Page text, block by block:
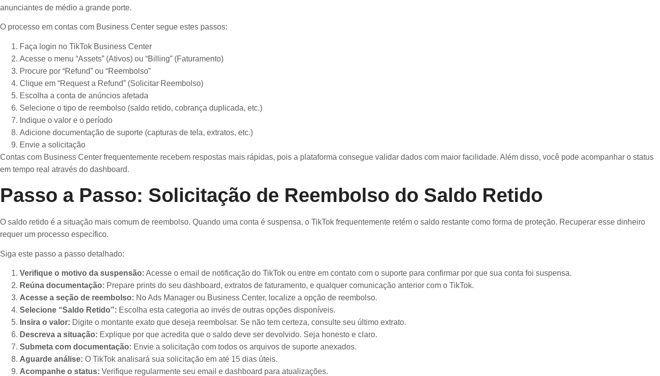
anunciantes de médio a grande porte.
O processo em contas com Business Center segue estes passos:
Faça login no TikTok Business Center
Acesse o menu “Assets” (Ativos) ou “Billing” (Faturamento)
Procure por “Refund” ou “Reembolso”
Clique em “Request a Refund” (Solicitar Reembolso)
Escolha a conta de anúncios afetada
Selecione o tipo de reembolso (saldo retido, cobrança duplicada, etc.)
Indique o valor e o período
Adicione documentação de suporte (capturas de tela, extratos, etc.)
Envie a solicitação
Contas com Business Center frequentemente recebem respostas mais rápidas, pois a plataforma consegue validar dados com maior facilidade. Além disso, você pode acompanhar o status
em tempo real através do dashboard.
Passo a Passo: Solicitação de Reembolso do Saldo Retido
O saldo retido é a situação mais comum de reembolso. Quando uma conta é suspensa, o TikTok frequentemente retém o saldo restante como forma de proteção. Recuperar esse dinheiro
requer um processo específico.
Siga este passo a passo detalhado:
Verifique o motivo da suspensão: Acesse o email de notificação do TikTok ou entre em contato com o suporte para confirmar por que sua conta foi suspensa.
Reúna documentação: Prepare prints do seu dashboard, extratos de faturamento, e qualquer comunicação anterior com o TikTok.
Acesse a seção de reembolso: No Ads Manager ou Business Center, localize a opção de reembolso.
Selecione “Saldo Retido”: Escolha esta categoria ao invés de outras opções disponíveis.
Insira o valor: Digite o montante exato que deseja reembolsar. Se não tem certeza, consulte seu último extrato.
Descreva a situação: Explique por que acredita que o saldo deve ser devolvido. Seja honesto e claro.
Submeta com documentação: Envie a solicitação com todos os arquivos de suporte anexados.
Aguarde análise: O TikTok analisará sua solicitação em até 15 dias úteis.
Acompanhe o status: Verifique regularmente seu email e dashboard para atualizações.